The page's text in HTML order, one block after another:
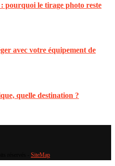
pourquoi le tirage photo reste
avec votre équipement de
quelle destination ?
SiteMap